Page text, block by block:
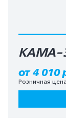
КАМА-
от 4 010
Розничная